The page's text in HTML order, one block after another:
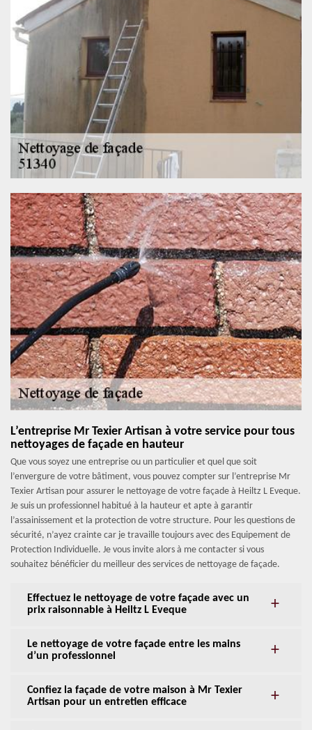
L’entreprise Mr Texier Artisan à votre service pour tous
nettoyages de façade en hauteur
Que vous soyez une entreprise ou un particulier et quel que soit
l’envergure de votre bâtiment, vous pouvez compter sur l’entreprise Mr
Texier Artisan pour assurer le nettoyage de votre façade à Heiltz L Eveque.
Je suis un professionnel habitué à la hauteur et apte à garantir
l’assainissement et la protection de votre structure. Pour les questions de
sécurité, n’ayez crainte car je travaille toujours avec des Equipement de
Protection Individuelle. Je vous invite alors à me contacter si vous
souhaitez bénéficier du meilleur des services de nettoyage de façade.
Effectuez le nettoyage de votre façade avec un
prix raisonnable à Heiltz L Eveque
Le nettoyage de votre façade entre les mains
d’un professionnel
Confiez la façade de votre maison à Mr Texier
Artisan pour un entretien efficace